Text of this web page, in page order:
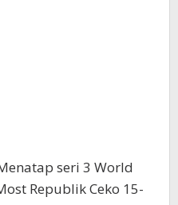
seri 3 World
Republik Ceko 15-